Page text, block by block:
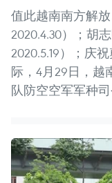
值此越南南方解放
2020.4.30）；胡
2020.5.19）；庆
际，4月29日，越
队防空空军军种司